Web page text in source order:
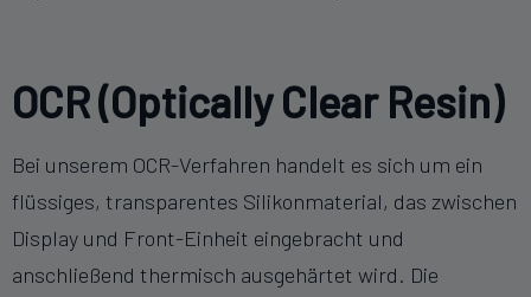
OCR (Optically Clear Resin)
Bei unserem OCR-Verfahren handelt es sich um ein
flüssiges, transparentes Silikonmaterial, das zwischen
Display und Front-Einheit eingebracht und
anschließend thermisch ausgehärtet wird. Die